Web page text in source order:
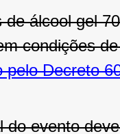
de álcool gel
condições
Decreto
do evento